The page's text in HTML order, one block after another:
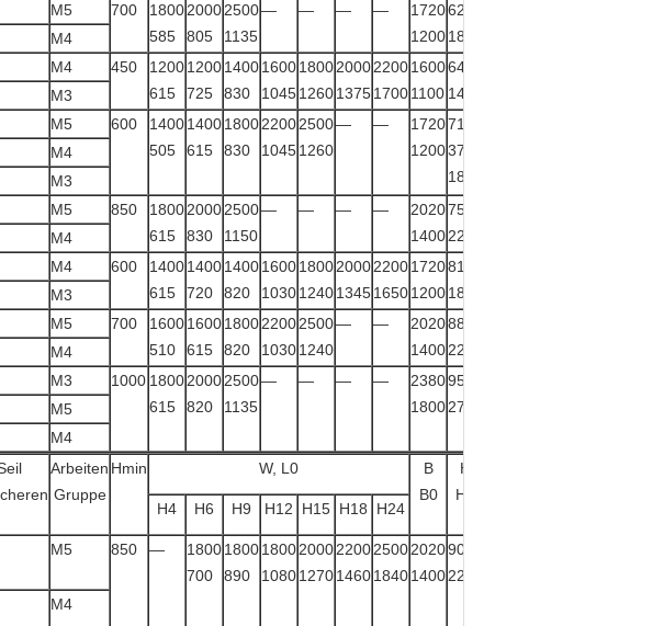
M5 700
1800
585
2000
805
2500
1135
— — — —
1720
1200
620
180
M4
M4 450
1200
615
1200
725
1400
830
1600
1045
1800
1260
2000
1375
2200
1700
1600
1100
645
146
M3
M5 600
1400
505
1400
615
1800
830
2200
1045
2500
1260
— —
1720
1200
710
375
180
M4
M3
M5 850
1800
615
2000
830
2500
1150
— — — —
2020
1400
755
222
M4
M4 600
1400
615
1400
720
1400
820
1600
1030
1800
1240
2000
1345
2200
1650
1720
1200
810
180
M3
M5 700
1600
510
1600
615
1800
820
2200
1030
2500
1240
— —
2020
1400
880
222
M4
M3 1000 1800
615
2000
820
2500
1135
— — — —
2380
1800
955
275
M5
M4
Arbeiten
Gruppe
Hmin W, L0
B
B0
H
H1
H4
H6 H9 H12 H15 H18 H24
M5 850 —
1800
700
1800
890
1800
1080
2000
1270
2200
1460
2500
1840
2020
1400
905
222
M4